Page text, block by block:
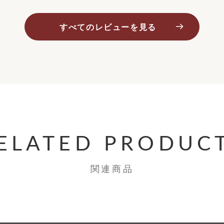
すべてのレビューを見る
関連商品